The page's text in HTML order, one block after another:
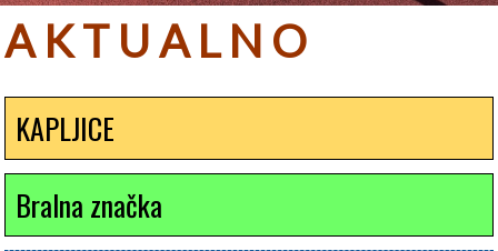
A K T U A L N O
KAPLJICE
Bralna značka